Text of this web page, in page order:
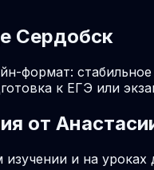
Сердобск
формат:
к ЕГЭ или
от
и на